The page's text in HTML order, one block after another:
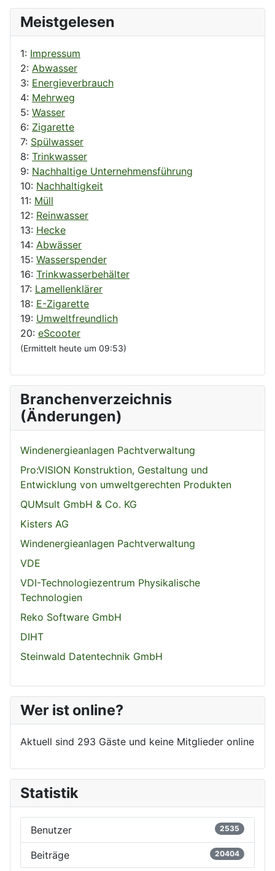
Meistgelesen
1: Impressum
2: Abwasser
3: Energieverbrauch
4: Mehrweg
5: Wasser
6: Zigarette
7: Spülwasser
8: Trinkwasser
9: Nachhaltige Unternehmensführung
10: Nachhaltigkeit
11: Müll
12: Reinwasser
13: Hecke
14: Abwässer
15: Wasserspender
16: Trinkwasserbehälter
17: Lamellenklärer
18: E-Zigarette
19: Umweltfreundlich
20: eScooter
(Ermittelt heute um 09:53)
Branchenverzeichnis
(Änderungen)
Windenergieanlagen Pachtverwaltung
Pro:VISION Konstruktion, Gestaltung und
Entwicklung von umweltgerechten Produkten
QUMsult GmbH & Co. KG
Kisters AG
Windenergieanlagen Pachtverwaltung
VDE
VDI-Technologiezentrum Physikalische
Technologien
Reko Software GmbH
DIHT
Steinwald Datentechnik GmbH
Wer ist online?
Aktuell sind 293 Gäste und keine Mitglieder online
Statistik
Benutzer 2535
Beiträge 20404